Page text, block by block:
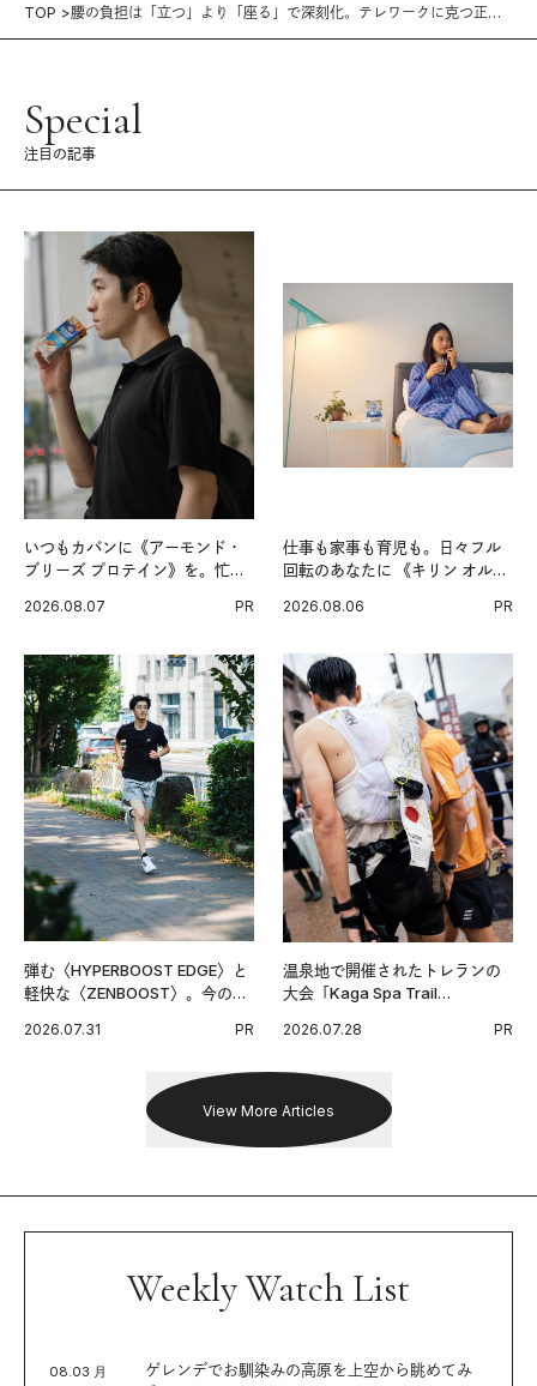
TOP
腰の負担は「立つ」より「座る」で深刻化。テレワークに克つ正し
Special
注目の記事
いつもカバンに《アーモンド・
ブリーズ プロテイン》を。忙し
グ習慣。
2026.08.07 PR
仕事も家事も育児も。日々フル
回転のあなたに 《キリン オルニ
2026.08.06 PR
弾む〈HYPERBOOST EDGE〉と
軽快な〈ZENBOOST〉。今の時
出した新機軸。
2026.07.31 PR
温泉地で開催されたトレランの
大会「Kaga Spa Trail
戦を夢見るランナーたちの奮闘
2026.07.28 PR
View More Articles
Weekly Watch List
08.03 月
ゲレンデでお馴染みの高原を上空から眺めてみ